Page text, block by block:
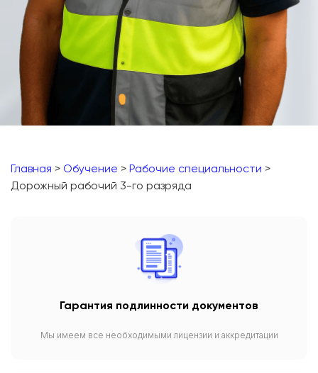
Главная > Обучение > Рабочие специальности >
Дорожный рабочий 3-го разряда
Гарантия подлинности документов
Мы имеем все необходимыми лицензии и аккредитации